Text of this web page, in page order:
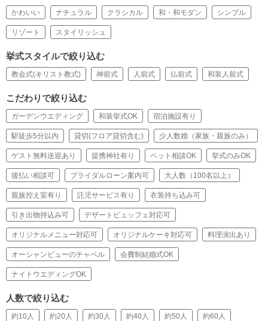
かわいい ナチュラル クラシカル 和・和モダン シンプル
リゾート スタイリッシュ
挙式スタイルで絞り込む
教会式(キリスト教式) 神前式 人前式 仏前式 和装人前式
こだわりで絞り込む
ガーデンウエディング 和装挙式OK 宿泊施設有り
駅徒歩5分以内 貸切(フロア貸切含む) 少人数婚（家族・親族のみ）
ゲスト無料送迎あり 提携神社有り ペット相談OK 挙式のみOK
後払い相談可 ブライダルローン案内可 大人数（100名以上）
親族控え室有り 託児サービス有り 衣装持ち込み可
引き出物持込み可 デザートビュッフェ対応可
オリジナルメニュー対応可 オリジナルケーキ対応可 料理演出あり
オーシャンビューのチャペル 会費制結婚式OK
ナイトウエディングOK
人数で絞り込む
約10人 約20人 約30人 約40人 約50人 約60人